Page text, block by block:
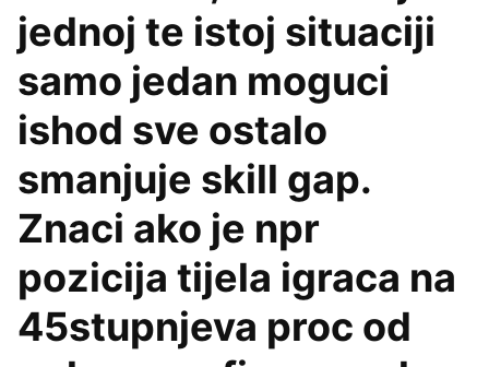
jednoj te istoj situaciji
samo jedan moguci
ishod sve ostalo
smanjuje skill gap.
Znaci ako je npr
pozicija tijela igraca na
45stupnjeva proc od